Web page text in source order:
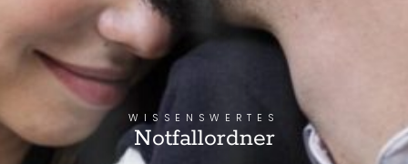
WISSENSWERTES
Notfallordner